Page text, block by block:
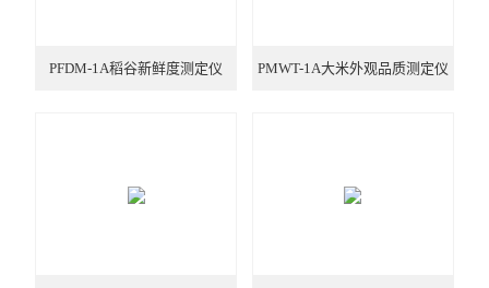
PFDM-1A稻谷新鲜度测定仪 PMWT-1A大米外观品质测定仪